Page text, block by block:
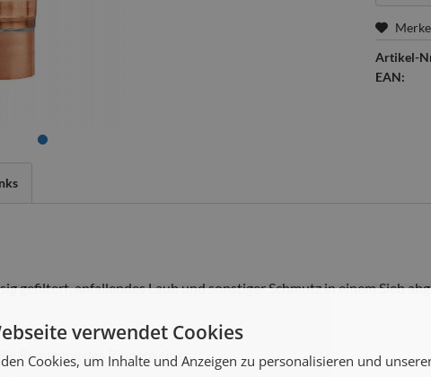
Artikel-
EAN:
gefiltert, anfallendes Laub und sonstiger Schmutz in einem Sieb
Reinigung des Rinnenseiher.
verwendet Cookies
Cookies, um Inhalte und Anzeigen zu personalisieren und